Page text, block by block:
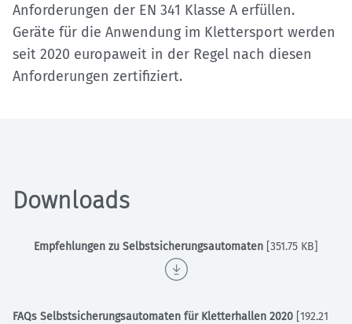
Anforderungen der EN 341 Klasse A erfüllen.
Geräte für die Anwendung im Klettersport werden
seit 2020 europaweit in der Regel nach diesen
Anforderungen zertifiziert.
Downloads
Empfehlungen zu Selbstsicherungsautomaten [351.75 KB]
FAQs Selbstsicherungsautomaten für Kletterhallen 2020 [192.21